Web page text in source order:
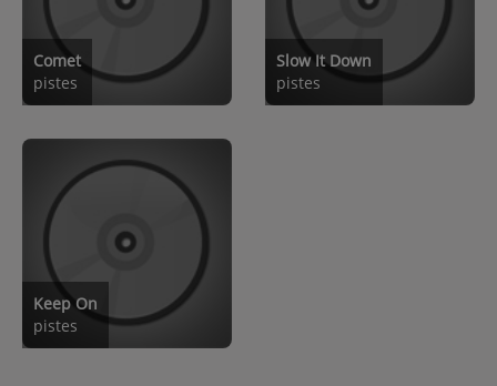
Comet
pistes
Slow It Down
pistes
Keep On
pistes